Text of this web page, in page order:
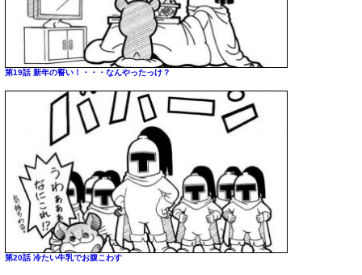
第19話 新年の誓い！・・・なんやったっけ？
第20話 冷たい牛乳でお腹こわす